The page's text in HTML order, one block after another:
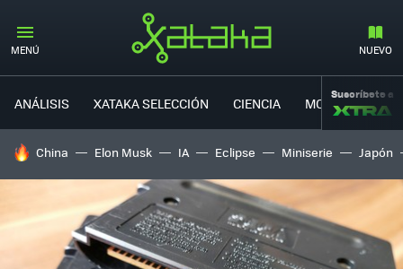
MENÚ NUEVO
ANÁLISIS XATAKA SELECCIÓN CIENCIA MOVILIDAD
Suscríbete a
HOY SE HABLA DE
China Elon Musk IA Eclipse Miniserie Japón